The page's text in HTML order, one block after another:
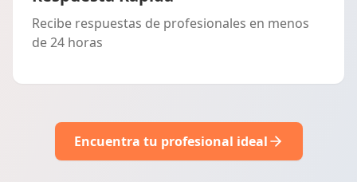
Recibe respuestas de profesionales en menos
de 24 horas
Encuentra tu profesional ideal